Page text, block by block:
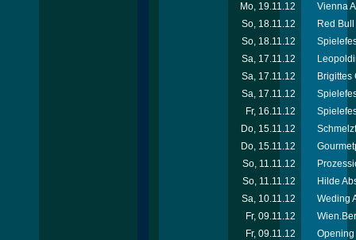
Mo, 19.11.12
Vienna
So, 18.11.12
Red
So, 18.11.12
Sa, 17.11.12
Sa, 17.11.12
Brigittes
Sa, 17.11.12
Fr, 16.11.12
Do, 15.11.12
Do, 15.11.12
So, 11.11.12
So, 11.11.12
Hilde
Sa, 10.11.12
Weding
Fr, 09.11.12
Fr, 09.11.12
Opening